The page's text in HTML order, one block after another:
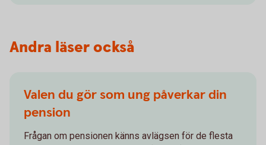
Andra läser också
Valen du gör som ung påverkar din
pension
Frågan om pensionen känns avlägsen för de flesta